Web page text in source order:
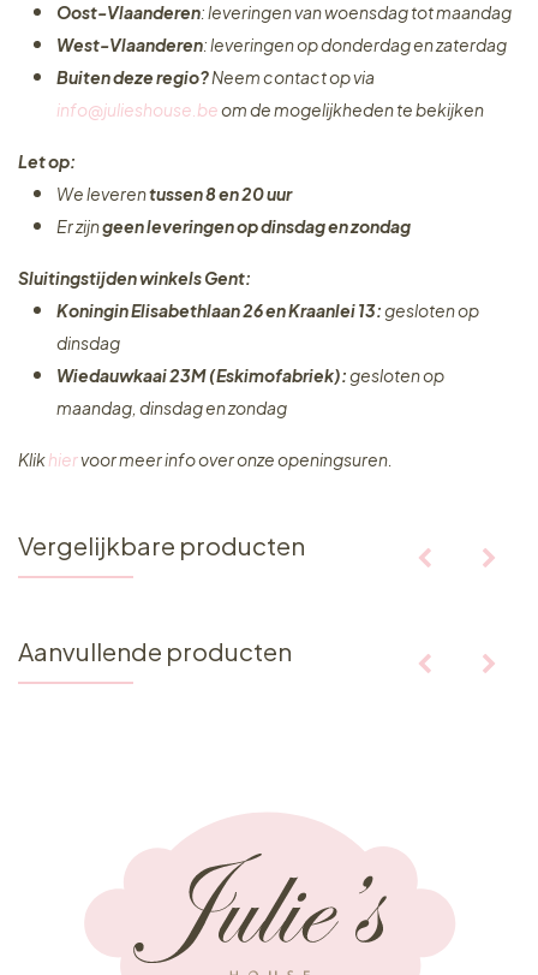
Oost-Vlaanderen: leveringen van woensdag tot maandag
West-Vlaanderen: leveringen op donderdag en zaterdag
Buiten deze regio?Neem contact op via
info@julieshouse.beom de mogelijkheden te bekijken
Let op:
We leverentussen 8 en 20 uur
Er zijngeen leveringenop dinsdag en zondag
Sluitingstijden winkels Gent:
Koningin Elisabethlaan 26 en Kraanlei 13:gesloten op
dinsdag
Wiedauwkaai 23M (Eskimofabriek):gesloten op
maandag, dinsdag en zondag
Klikhiervoor meer info over onze openingsuren.
Vergelijkbare producten
Aanvullende producten